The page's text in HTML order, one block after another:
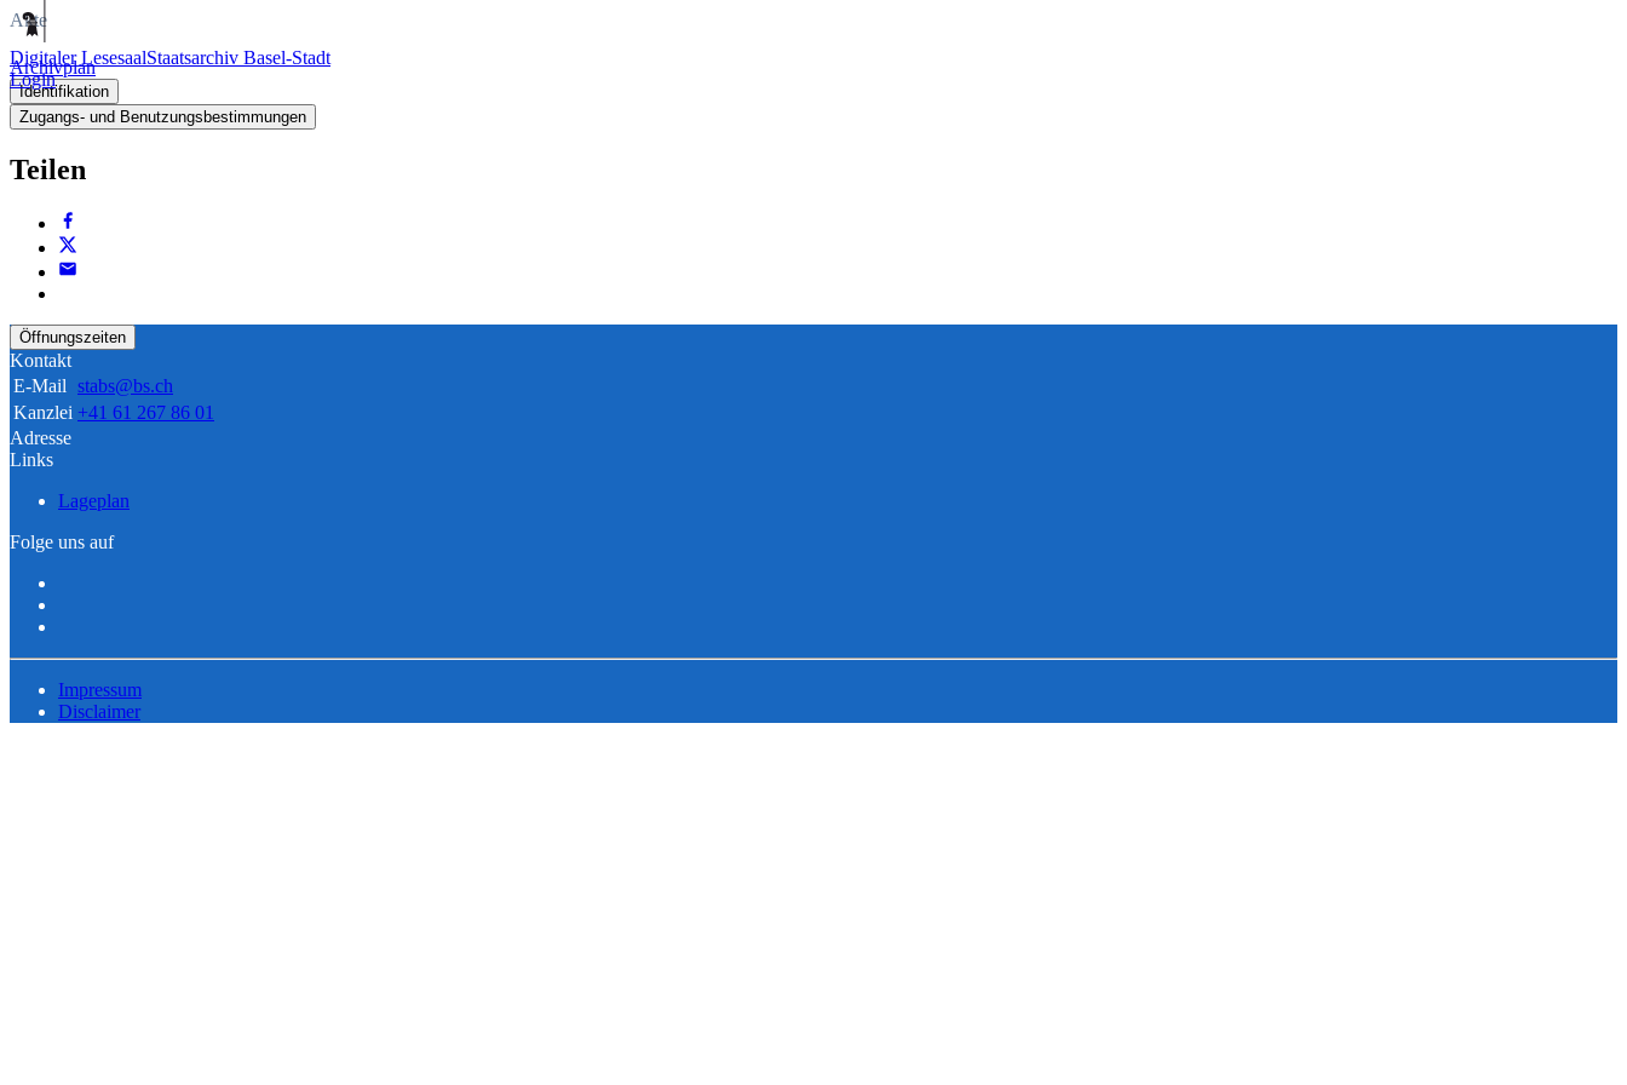
Digitaler LesesaalStaatsarchiv Basel-Stadt
Login
Akte
Archivplan
Identifikation
Zugangs- und Benutzungsbestimmungen
Teilen
Öffnungszeiten
Kontakt
E-Mail stabs@bs.ch
Kanzlei +41 61 267 86 01
Adresse
Links
Lageplan
Folge uns auf
Impressum
Disclaimer